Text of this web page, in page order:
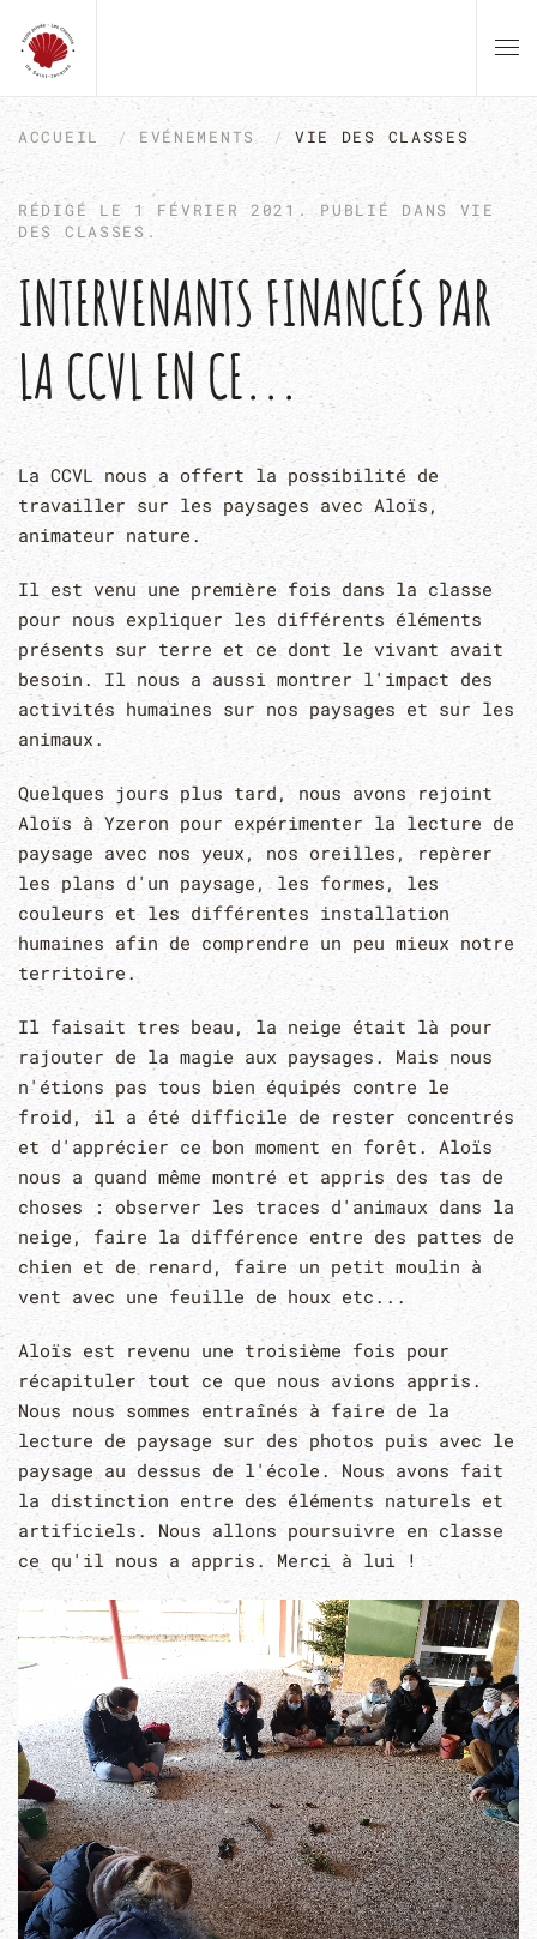
Skip to main content
ACCUEIL EVÉNEMENTS VIE DES CLASSES
RÉDIGÉ LE 1 FÉVRIER 2021 . PUBLIÉ DANS VIE
DES CLASSES .
INTERVENANTS FINANCÉS PAR
LA CCVL EN CE...
La CCVL nous a offert la possibilité de
travailler sur les paysages avec Aloïs,
animateur nature.
Il est venu une première fois dans la classe
pour nous expliquer les différents éléments
présents sur terre et ce dont le vivant avait
besoin. Il nous a aussi montrer l'impact des
activités humaines sur nos paysages et sur les
animaux.
Quelques jours plus tard, nous avons rejoint
Aloïs à Yzeron pour expérimenter la lecture de
paysage avec nos yeux, nos oreilles, repèrer
les plans d'un paysage, les formes, les
couleurs et les différentes installation
humaines afin de comprendre un peu mieux notre
territoire.
Il faisait tres beau, la neige était là pour
rajouter de la magie aux paysages. Mais nous
n'étions pas tous bien équipés contre le
froid, il a été difficile de rester concentrés
et d'apprécier ce bon moment en forêt. Aloïs
nous a quand même montré et appris des tas de
choses : observer les traces d'animaux dans la
neige, faire la différence entre des pattes de
chien et de renard, faire un petit moulin à
vent avec une feuille de houx etc...
Aloïs est revenu une troisième fois pour
récapituler tout ce que nous avions appris.
Nous nous sommes entraînés à faire de la
lecture de paysage sur des photos puis avec le
paysage au dessus de l'école. Nous avons fait
la distinction entre des éléments naturels et
artificiels. Nous allons poursuivre en classe
ce qu'il nous a appris. Merci à lui !